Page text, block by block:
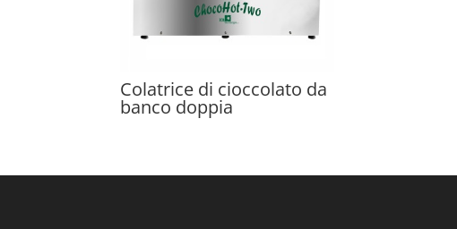
Colatrice di cioccolato da
banco doppia